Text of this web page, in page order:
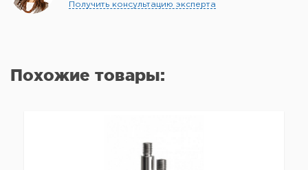
Получить консультацию эксперта
Похожие товары: